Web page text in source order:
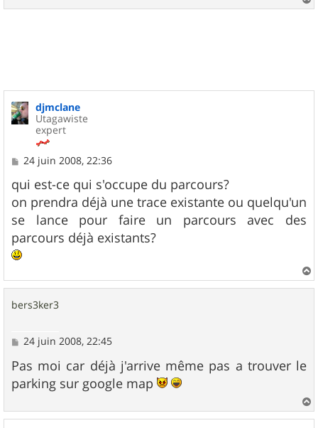
a
djmclane
Utagawiste
expert
M
s
s
a
g
e
24 juin 2008, 22:36
qui est-ce qui s'occupe du parcours?
on prendra déjà une trace existante ou quelqu'un
se lance pour faire un parcours avec des
parcours déjà existants?
a
bers3ker3
M
s
s
a
e
24 juin 2008, 22:45
Pas moi car déjà j'arrive même pas a trouver le
parking sur google map
a